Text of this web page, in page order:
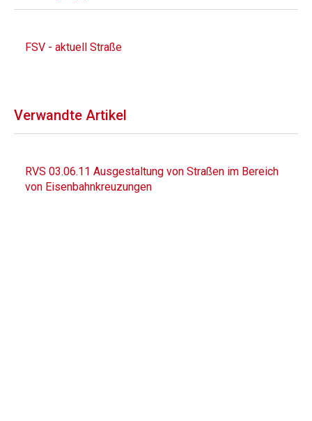
FSV - aktuell Straße
Verwandte Artikel
RVS 03.06.11 Ausgestaltung von Straßen im Bereich
von Eisenbahnkreuzungen